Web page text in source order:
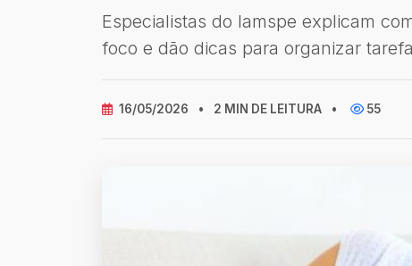
Especialistas do Iamspe explicam
foco e dão dicas para organizar
16/05/2026 • 2 MIN DE LEITURA • 55